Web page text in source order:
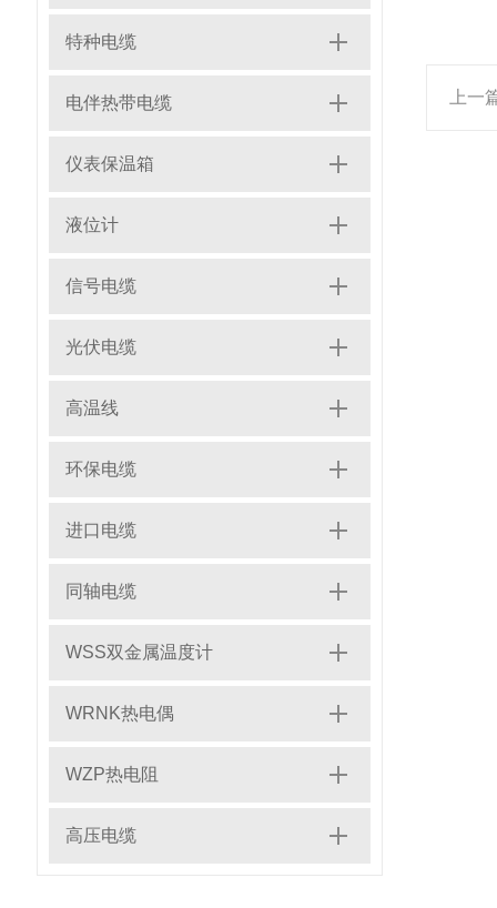
特种电缆
电伴热带电缆
仪表保温箱
液位计
信号电缆
光伏电缆
高温线
环保电缆
进口电缆
同轴电缆
WSS双金属温度计
WRNK热电偶
WZP热电阻
高压电缆
上一